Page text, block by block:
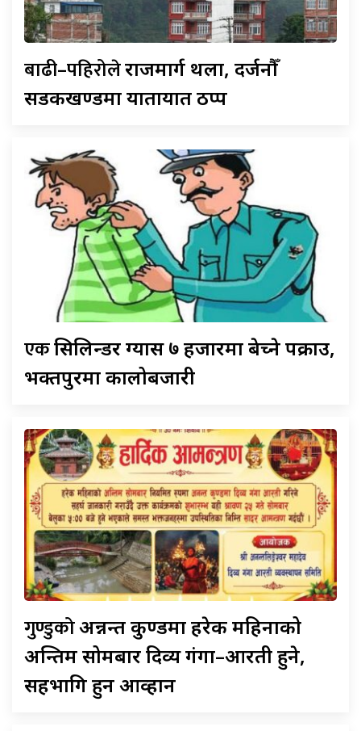
बाढी–पहिरोलेराजमार्ग थला, दर्जनौँ
सडकखण्डमा यातायात ठप्प
एकसिलिन्डर ग्यास ७ हजारमा बेच्ने पक्राउ,
भक्तपुरमा कालोबजारी
गुण्डुकोअन्नन्त कुण्डमा हरेक महिनाको
अन्तिम सोमबार दिव्य गंगा–आरती हुने,
सहभागि हुन आव्हान